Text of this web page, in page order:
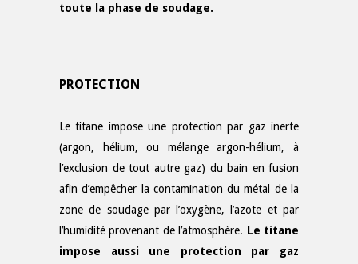
toute la phase de soudage.
PROTECTION
Le titane impose une protection par gaz inerte
(argon, hélium, ou mélange argon-hélium, à
l’exclusion de tout autre gaz) du bain en fusion
afin d’empêcher la contamination du métal de la
zone de soudage par l’oxygène, l’azote et par
l’humidité provenant de l’atmosphère. Le titane
impose aussi une protection par gaz